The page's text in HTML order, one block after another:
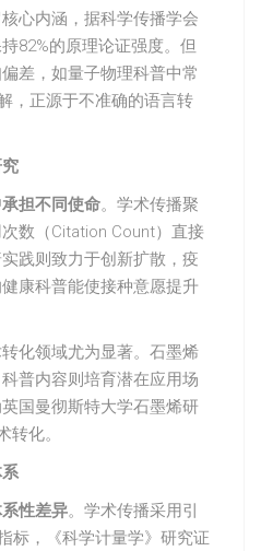
心内涵，据科学传播学会
82%的原理论证强度。但
差，如量子物理科普中常
，正源于不准确的语言转
担不同使命。学术传播聚
数（Citation Count）直接
践则致力于创新扩散，疫
康科普能使接种意愿提升
化领域尤为显著。石墨烯
普内容则培育潜在应用场
国曼彻斯特大学石墨烯研
转化。
性差异。学术传播采用引
标，《科学计量学》研究证